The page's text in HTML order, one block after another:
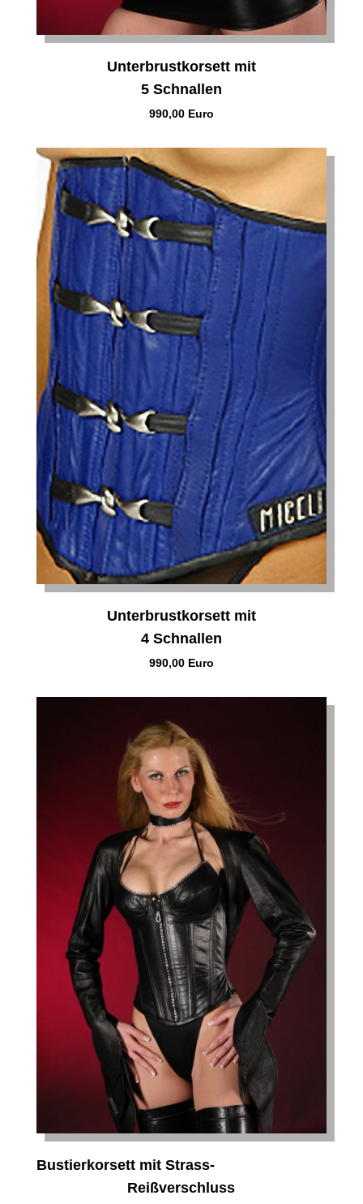
Unterbrustkorsett mit
5 Schnallen
990,00 Euro
Unterbrustkorsett mit
4 Schnallen
990,00 Euro
Bustierkorsett mit Strass-
Reißverschluss